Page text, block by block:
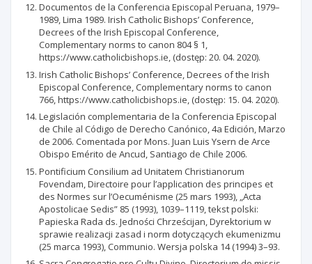
Documentos de la Conferencia Episcopal Peruana, 1979–
1989, Lima 1989. Irish Catholic Bishops’ Conference,
Decrees of the Irish Episcopal Conference,
Complementary norms to canon 804 § 1,
https://www.catholicbishops.ie, (dostęp: 20. 04. 2020).
Irish Catholic Bishops’ Conference, Decrees of the Irish
Episcopal Conference, Complementary norms to canon
766, https://www.catholicbishops.ie, (dostęp: 15. 04. 2020).
Legislación complementaria de la Conferencia Episcopal
de Chile al Código de Derecho Canónico, 4a Edición, Marzo
de 2006. Comentada por Mons. Juan Luis Ysern de Arce
Obispo Emérito de Ancud, Santiago de Chile 2006.
Pontificium Consilium ad Unitatem Christianorum
Fovendam, Directoire pour l’application des principes et
des Normes sur l’Oecuménisme (25 mars 1993), „Acta
Apostolicae Sedis” 85 (1993), 1039–1119, tekst polski:
Papieska Rada ds. Jedności Chrześcijan, Dyrektorium w
sprawie realizacji zasad i norm dotyczących ekumenizmu
(25 marca 1993), Communio. Wersja polska 14 (1994) 3–93.